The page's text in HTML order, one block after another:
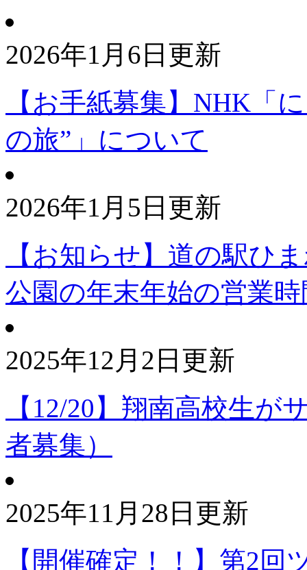
2026年1月6日更新
【お手紙募集】NHK「
の旅”」について
2026年1月5日更新
【お知らせ】道の駅ひ
公園の年末年始の営業
2025年12月2日更新
【12/20】翔南高校生
者募集）
2025年11月28日更新
【開催確定！！】第2回